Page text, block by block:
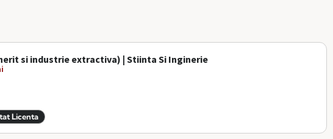
si industrie extractiva) | Stiinta Si Inginerie
Licenta